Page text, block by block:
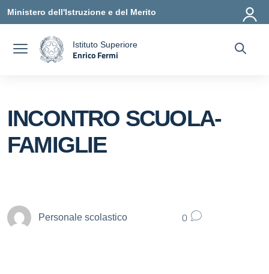
Vai ai contenuti
Vai al menu di navigazione
Vai al footer
Ministero dell'Istruzione e del Merito
Istituto Superiore
Enrico Fermi
INCONTRO SCUOLA-
FAMIGLIE
Personale scolastico 0